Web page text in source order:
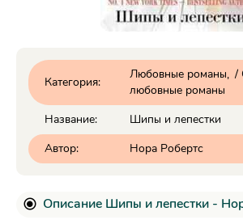
Категория:
Любовные романы /
любовные романы
Название:
Шипы и лепестки
Автор:
Нора Робертс
Описание Шипы и лепестки -